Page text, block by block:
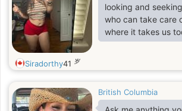
looking and
who can take care
where it takes us
Siradorthy41 岁
British Columbia